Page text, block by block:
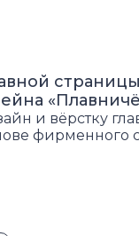
и вёрстку
фирменного